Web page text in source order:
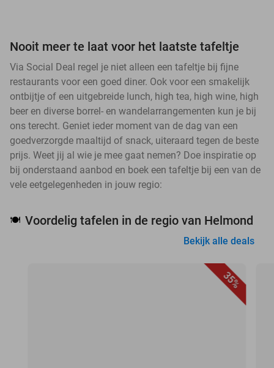
Nooit meer te laat voor het laatste tafeltje
Via Social Deal regel je niet alleen een tafeltje bij fijne
restaurants voor een goed diner. Ook voor een smakelijk
ontbijtje of een uitgebreide lunch, high tea, high wine, high
beer en diverse borrel- en wandelarrangementen kun je bij
ons terecht. Geniet ieder moment van de dag van een
goedverzorgde maaltijd of snack, uiteraard tegen de beste
prijs. Weet jij al wie je mee gaat nemen? Doe inspiratie op
bij onderstaand aanbod en boek een tafeltje bij een van de
vele eetgelegenheden in jouw regio:
🍽️ Voordelig tafelen in de regio van Helmond
Bekijk alle deals
35%